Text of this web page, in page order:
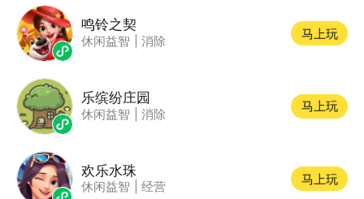
鸣铃之契
休闲益智 消除
马上玩
乐缤纷庄园
休闲益智 消除
马上玩
欢乐水珠
休闲益智 经营
马上玩